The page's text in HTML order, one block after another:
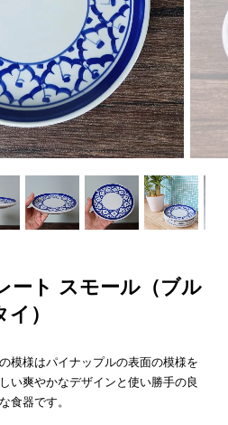
ート スモール（ブル
）
模様はパイナップルの表面の模様を
い爽やかなデザインと使い勝手の良
食器です。